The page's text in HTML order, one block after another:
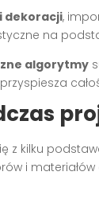
dekoracji,
na
algorytmy
z kilku
i